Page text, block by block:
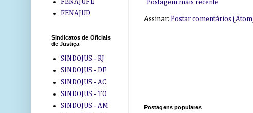
Postagem mais recente
Assinar: Postar comentários
Postagens populares
FENAJUFE
FENAJUD
Sindicatos de Oficiais
de Justiça
SINDOJUS - RJ
SINDOJUS - DF
SINDOJUS - AC
SINDOJUS - TO
SINDOJUS - AM